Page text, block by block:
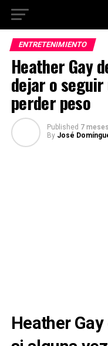
ENTRETENIMIENTO
Heather Gay
dejar o seguir
perder peso
Published 7
By José
Heather Gay